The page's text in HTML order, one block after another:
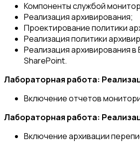
Компоненты службой
Реализация архивирования;
Проектирование политики
Реализация политики
Реализация архивирования
SharePoint.
Лабораторная работа:
Включение отчетов
Лабораторная работа:
Включение архивации